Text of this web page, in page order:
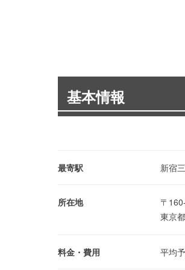
基本情報
最寄駅 新宿
所在地
〒
東京
料金・費用 平均